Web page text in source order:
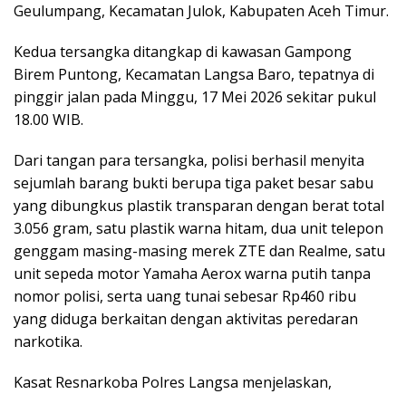
Geulumpang, Kecamatan Julok, Kabupaten Aceh Timur.
Kedua tersangka ditangkap di kawasan Gampong
Birem Puntong, Kecamatan Langsa Baro, tepatnya di
pinggir jalan pada Minggu, 17 Mei 2026 sekitar pukul
18.00 WIB.
Dari tangan para tersangka, polisi berhasil menyita
sejumlah barang bukti berupa tiga paket besar sabu
yang dibungkus plastik transparan dengan berat total
3.056 gram, satu plastik warna hitam, dua unit telepon
genggam masing-masing merek ZTE dan Realme, satu
unit sepeda motor Yamaha Aerox warna putih tanpa
nomor polisi, serta uang tunai sebesar Rp460 ribu
yang diduga berkaitan dengan aktivitas peredaran
narkotika.
Kasat Resnarkoba Polres Langsa menjelaskan,